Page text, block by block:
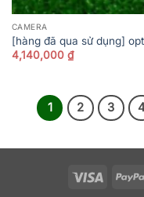
CAMERA
[hàng đã qua sử dụng]
4,140,000 ₫
1 2 3
Visa